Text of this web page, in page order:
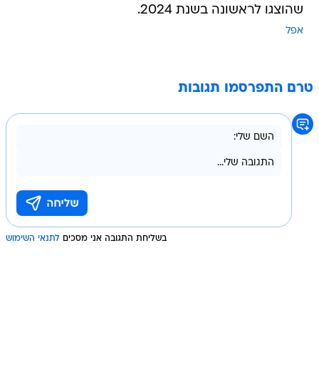
שהוצגו לראשונה בשנת 2024.
אפל
טרם התפרסמו תגובות
בשליחת התגובה אני מסכים לתנאי השימוש